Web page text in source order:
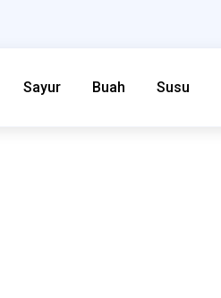
Sayur Buah Susu